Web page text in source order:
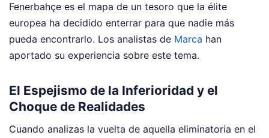
Fenerbahçe es el mapa de un tesoro que la élite
europea ha decidido enterrar para que nadie más
pueda encontrarlo. Los analistas de Marca han
aportado su experiencia sobre este tema.
El Espejismo de la Inferioridad y el
Choque de Realidades
Cuando analizas la vuelta de aquella eliminatoria en el